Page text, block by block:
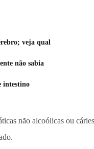
veja qual
não sabia
intestino
não alcoólicas ou